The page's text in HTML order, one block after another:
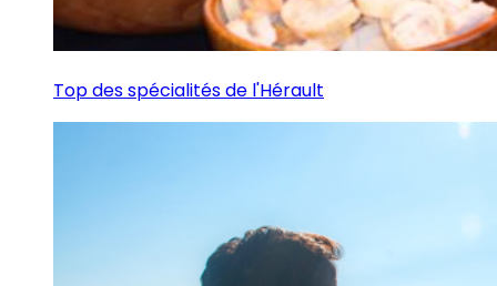
Top des spécialités de l'Hérault